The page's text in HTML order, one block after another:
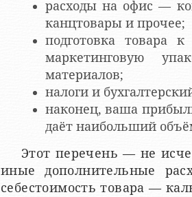
расходы на офис —
канцтовары и прочее;
подготовка товара
маркетинговую
материалов;
налоги и
наконец, ваша
даёт наибольший
Этот перечень — не
иные дополнительные
себестоимость товара —